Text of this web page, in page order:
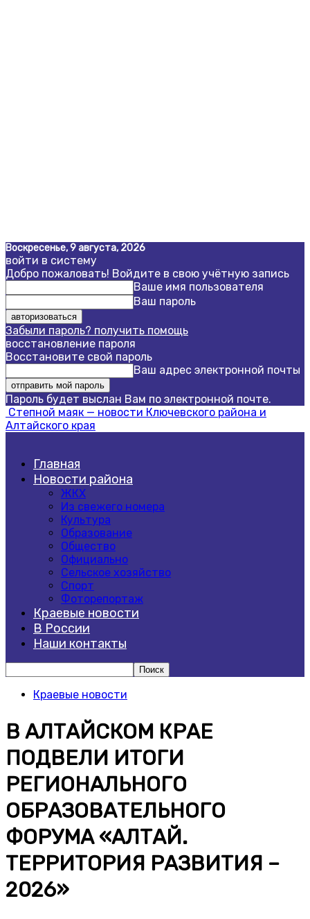
Воскресенье, 9 августа, 2026
войти в систему
Добро пожаловать! Войдите в свою учётную запись
Ваше имя пользователя
Ваш пароль
Забыли пароль? получить помощь
восстановление пароля
Восстановите свой пароль
Ваш адрес электронной почты
Пароль будет выслан Вам по электронной почте.
Степной маяк — новости Ключевского района и
Алтайского края
Главная
Новости района
ЖКХ
Из свежего номера
Культура
Образование
Общество
Официально
Сельское хозяйство
Спорт
Фоторепортаж
Краевые новости
В России
Наши контакты
Краевые новости
В АЛТАЙСКОМ КРАЕ
ПОДВЕЛИ ИТОГИ
РЕГИОНАЛЬНОГО
ОБРАЗОВАТЕЛЬНОГО
ФОРУМА «АЛТАЙ.
ТЕРРИТОРИЯ РАЗВИТИЯ –
2026»